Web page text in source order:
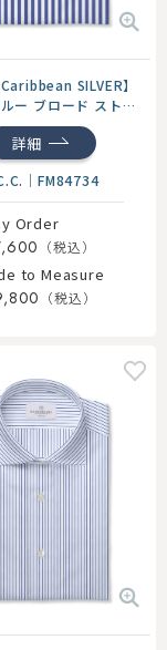
SILVER】
ー ブロード ストラ
ツ
詳細
｜ FM84734
Order
to Measure